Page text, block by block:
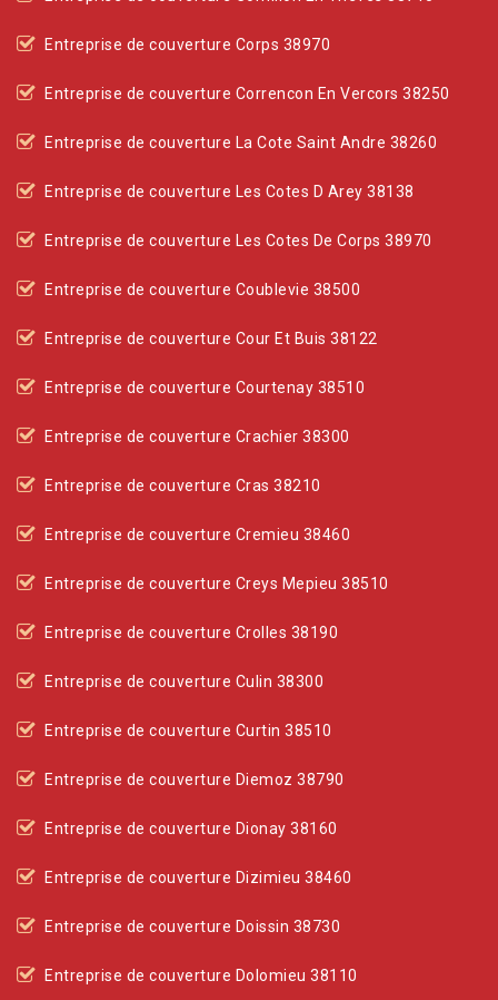
Entreprise de couverture Corps 38970
Entreprise de couverture Correncon En Vercors 38250
Entreprise de couverture La Cote Saint Andre 38260
Entreprise de couverture Les Cotes D Arey 38138
Entreprise de couverture Les Cotes De Corps 38970
Entreprise de couverture Coublevie 38500
Entreprise de couverture Cour Et Buis 38122
Entreprise de couverture Courtenay 38510
Entreprise de couverture Crachier 38300
Entreprise de couverture Cras 38210
Entreprise de couverture Cremieu 38460
Entreprise de couverture Creys Mepieu 38510
Entreprise de couverture Crolles 38190
Entreprise de couverture Culin 38300
Entreprise de couverture Curtin 38510
Entreprise de couverture Diemoz 38790
Entreprise de couverture Dionay 38160
Entreprise de couverture Dizimieu 38460
Entreprise de couverture Doissin 38730
Entreprise de couverture Dolomieu 38110